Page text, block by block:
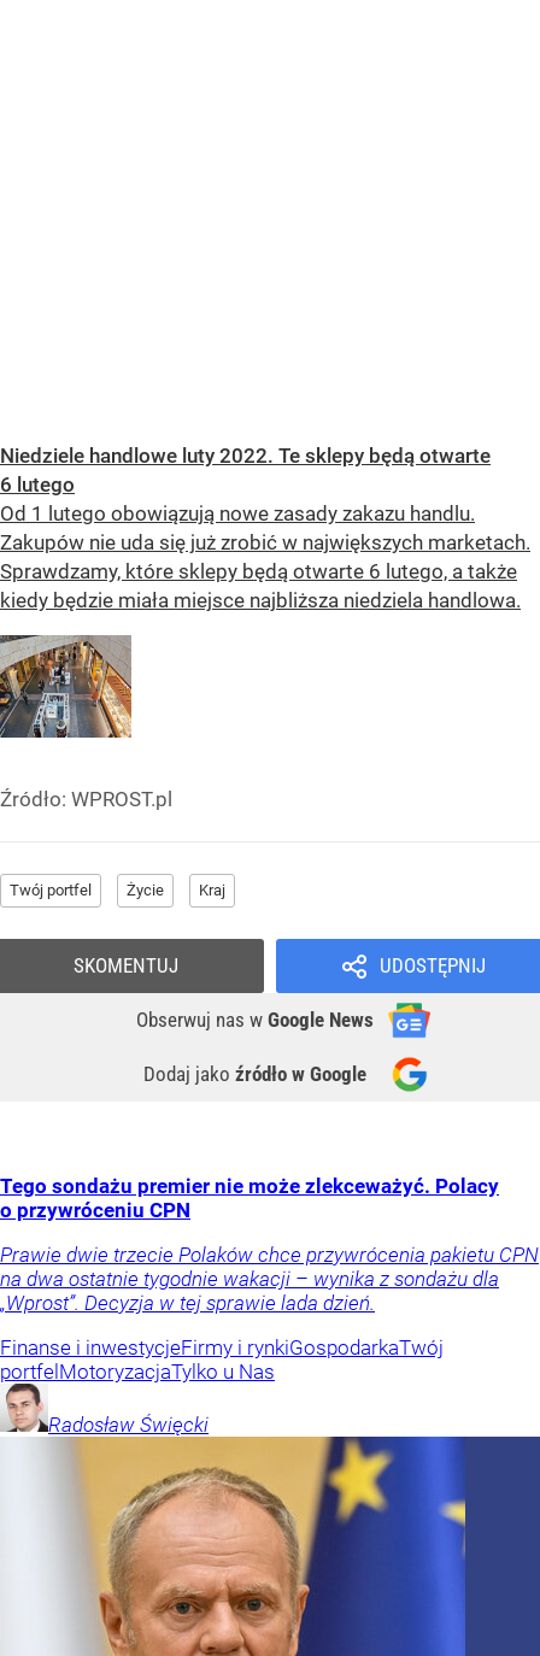
Niedziele handlowe luty 2022. Te sklepy będą otwarte
6 lutego
Od 1 lutego obowiązują nowe zasady zakazu handlu.
Zakupów nie uda się już zrobić w największych marketach.
Sprawdzamy, które sklepy będą otwarte 6 lutego, a także
kiedy będzie miała miejsce najbliższa niedziela handlowa.
Źródło: WPROST.pl
Twój portfel Życie Kraj
UDOSTĘPNIJ
Obserwuj nas w Google News
Dodaj jako źródło w Google
SKOMENTUJ
Tego sondażu premier nie może zlekceważyć. Polacy
o przywróceniu CPN
Prawie dwie trzecie Polaków chce przywrócenia pakietu CPN
na dwa ostatnie tygodnie wakacji – wynika z sondażu dla
„Wprost”. Decyzja w tej sprawie lada dzień.
Finanse i inwestycjeFirmy i rynkiGospodarkaTwój
portfel MotoryzacjaTylko u Nas
Radosław Święcki